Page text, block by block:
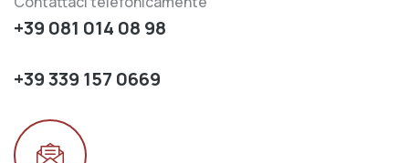
+39 081 014 08 98
+39 339 157 0669